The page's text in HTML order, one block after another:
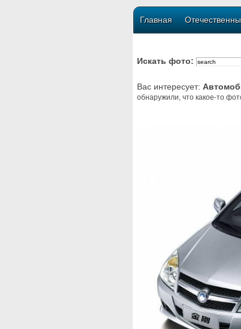
Главная
Искать фото:
Вас интересует:
обнаружили, что какое-то